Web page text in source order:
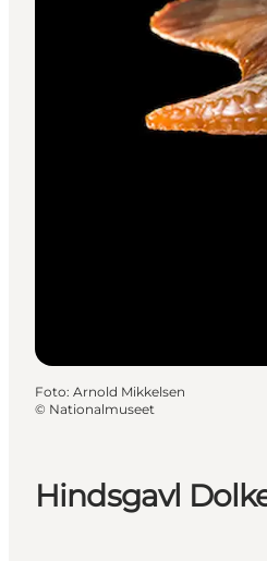
Hindsgavl
Foto: Arnold Mikkelsen
© Nationalmuseet